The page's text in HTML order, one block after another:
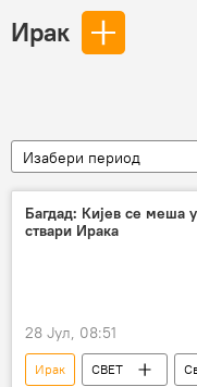
Ирак
Изабери период
Багдад: Кијев се меша
ствари Ирака
28 Јул, 08:51
Ирак СВЕТ